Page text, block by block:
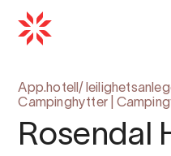
App.hotell/
Campinghytter
Rosendal